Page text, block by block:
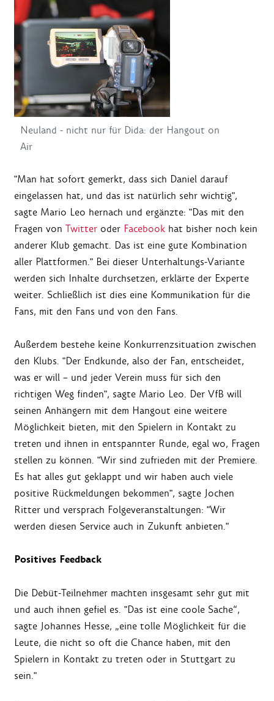
Neuland - nicht nur für Dida: der Hangout on
Air
"Man hat sofort gemerkt, dass sich Daniel darauf
eingelassen hat, und das ist natürlich sehr wichtig",
sagte Mario Leo hernach und ergänzte: "Das mit den
Fragen von Twitter oder Facebook hat bisher noch kein
anderer Klub gemacht. Das ist eine gute Kombination
aller Plattformen." Bei dieser Unterhaltungs-Variante
werden sich Inhalte durchsetzen, erklärte der Experte
weiter. Schließlich ist dies eine Kommunikation für die
Fans, mit den Fans und von den Fans.
Außerdem bestehe keine Konkurrenzsituation zwischen
den Klubs. "Der Endkunde, also der Fan, entscheidet,
was er will – und jeder Verein muss für sich den
richtigen Weg finden", sagte Mario Leo. Der VfB will
seinen Anhängern mit dem Hangout eine weitere
Möglichkeit bieten, mit den Spielern in Kontakt zu
treten und ihnen in entspannter Runde, egal wo, Fragen
stellen zu können. "Wir sind zufrieden mit der Premiere.
Es hat alles gut geklappt und wir haben auch viele
positive Rückmeldungen bekommen", sagte Jochen
Ritter und versprach Folgeveranstaltungen: "Wir
werden diesen Service auch in Zukunft anbieten."
Positives Feedback
Die Debüt-Teilnehmer machten insgesamt sehr gut mit
und auch ihnen gefiel es. "Das ist eine coole Sache“,
sagte Johannes Hesse, „eine tolle Möglichkeit für die
Leute, die nicht so oft die Chance haben, mit den
Spielern in Kontakt zu treten oder in Stuttgart zu
sein."